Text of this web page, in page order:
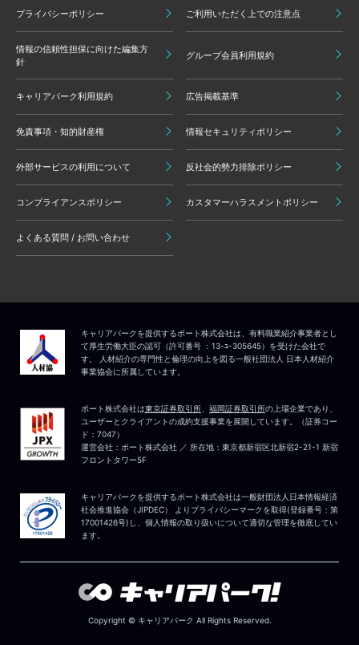
プライバシーポリシー ご利用いただく上での注意点
情報の信頼性担保に向けた編集方
針
グループ会員利用規約
キャリアパーク利用規約 広告掲載基準
免責事項・知的財産権 情報セキュリティポリシー
外部サービスの利用について 反社会的勢力排除ポリシー
コンプライアンスポリシー カスタマーハラスメントポリシー
よくある質問 / お問い合わせ